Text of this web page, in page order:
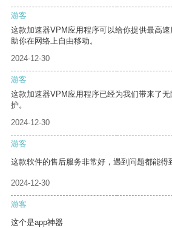
游客
这款加速器VPM应用程序可以给你提供最高
助你在网络上自由移动。
2024-12-30
游客
这款加速器VPM应用程序已经为我们带来了
护。
2024-12-30
游客
这款软件的售后服务非常好，遇到问题都能得
2024-12-30
游客
这个是app神器